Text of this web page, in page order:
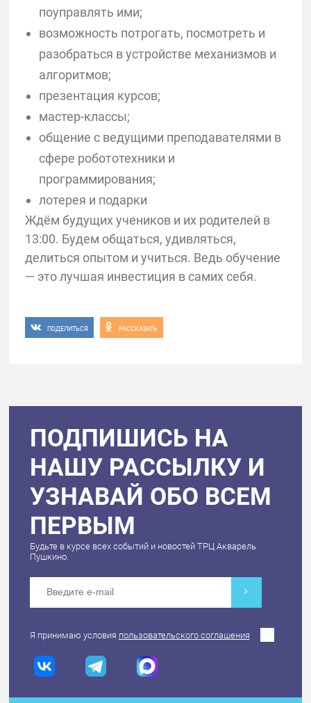
поуправлять ими;
возможность потрогать, посмотреть и
разобраться в устройстве механизмов и
алгоритмов;
презентация курсов;
мастер-классы;
общение с ведущими преподавателями в
сфере робототехники и
программирования;
лотерея и подарки
Ждём будущих учеников и их родителей в
13:00. Будем общаться, удивляться,
делиться опытом и учиться. Ведь обучение
— это лучшая инвестиция в самих себя.
ПОДЕЛИТЬСЯ РАССКАЗАТЬ
ПОДПИШИСЬ НА
НАШУ РАССЫЛКУ И
УЗНАВАЙ ОБО ВСЕМ
ПЕРВЫМ
Будьте в курсе всех событий и новостей ТРЦ Акварель
Пушкино.
Я принимаю условия пользовательского соглашения